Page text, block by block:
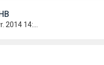
14:43